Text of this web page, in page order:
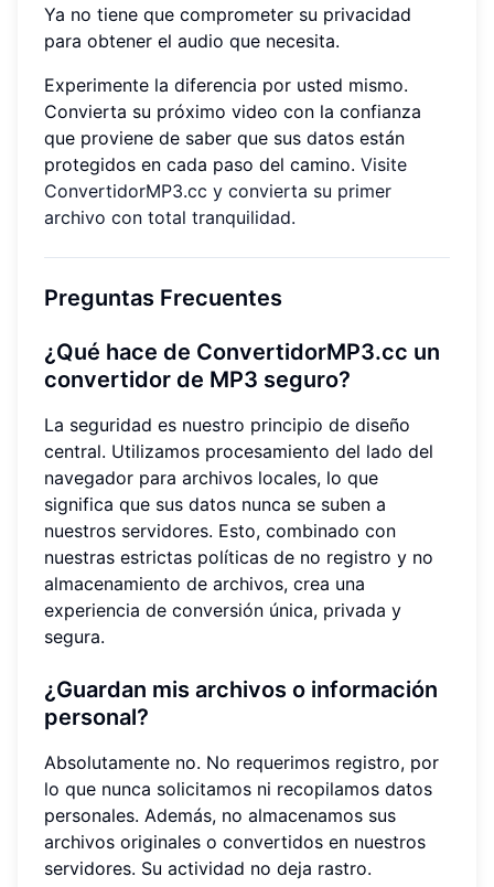
Ya no tiene que comprometer su privacidad
para obtener el audio que necesita.
Experimente la diferencia por usted mismo.
Convierta su próximo video con la confianza
que proviene de saber que sus datos están
protegidos en cada paso del camino. Visite
ConvertidorMP3.cc y convierta su primer
archivo con total tranquilidad.
Preguntas Frecuentes
¿Qué hace de ConvertidorMP3.cc un
convertidor de MP3 seguro?
La seguridad es nuestro principio de diseño
central. Utilizamos procesamiento del lado del
navegador para archivos locales, lo que
significa que sus datos nunca se suben a
nuestros servidores. Esto, combinado con
nuestras estrictas políticas de no registro y no
almacenamiento de archivos, crea una
experiencia de conversión única, privada y
segura.
¿Guardan mis archivos o información
personal?
Absolutamente no. No requerimos registro, por
lo que nunca solicitamos ni recopilamos datos
personales. Además, no almacenamos sus
archivos originales o convertidos en nuestros
servidores. Su actividad no deja rastro.